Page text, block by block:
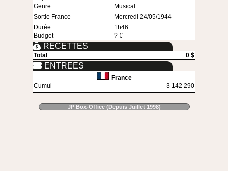
Genre
Musical
Sortie France
Mercredi 24/05/1944
Durée
1h46
Budget
? €
RECETTES
Total 0 $
ENTREES
France
Cumul
3 142 290
JP Box-Office (Depuis Juillet 1998)